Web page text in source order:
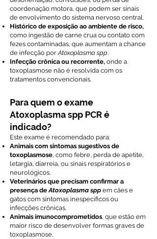
coordenação motora, que podem ser sinais
de envolvimento do sistema nervoso central.
Histórico de exposição ao ambiente de risco,
como ingestão de carne crua ou contato com
fezes contaminadas, que aumentam a chance
de infecção porAtoxoplasma spp.
Infecção crônica ou recorrente, onde a
toxoplasmose não é resolvida com os
tratamentos convencionais.
Para quem o exame
Atoxoplasma spp PCR é
indicado?
Este exame é recomendado para:
Animais com sintomas sugestivos de
toxoplasmose, como febre, perda de apetite,
letargia, diarreia, ou sinais respiratórios e
neurológicos.
Veterinários que precisam confirmar a
presença deAtoxoplasma spp em cães e
gatos com sintomas inespecíficos ou
infecções crônicas.
Animais imunocomprometidos, que estão em
maior risco de desenvolver formas graves de
toxoplasmose.